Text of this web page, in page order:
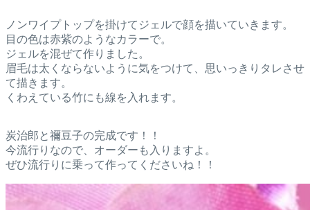
ノンワイプトップを掛けてジェルで顔を描いていきます。
目の色は赤紫のようなカラーで。
ジェルを混ぜて作りました。
眉毛は太くならないように気をつけて、思いっきりタレさせ
て描きます。
くわえている竹にも線を入れます。
炭治郎と禰豆子の完成です！！
今流行りなので、オーダーも入りますよ。
ぜひ流行りに乗って作ってくださいね！！